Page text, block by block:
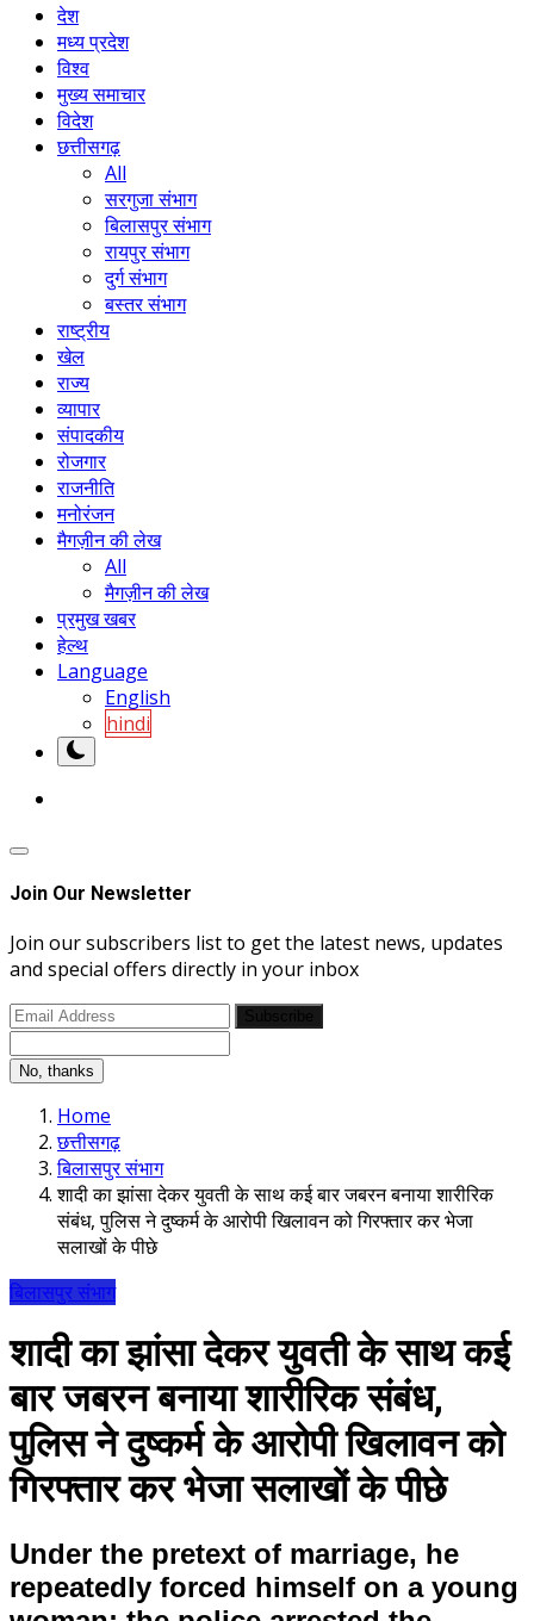
देश
मध्य प्रदेश
विश्व
मुख्य समाचार
विदेश
छत्तीसगढ़
All
सरगुजा संभाग
बिलासपुर संभाग
रायपुर संभाग
दुर्ग संभाग
बस्तर संभाग
राष्ट्रीय
खेल
राज्य
व्यापार
संपादकीय
रोजगार
राजनीति
मनोरंजन
मैगज़ीन की लेख
All
मैगज़ीन की लेख
प्रमुख खबर
हेल्थ
Language
English
hindi
Join Our Newsletter
Join our subscribers list to get the latest news, updates
and special offers directly in your inbox
No, thanks
Home
छत्तीसगढ़
बिलासपुर संभाग
शादी का झांसा देकर युवती के साथ कई बार जबरन बनाया शारीरिक
संबंध, पुलिस ने दुष्कर्म के आरोपी खिलावन को गिरफ्तार कर भेजा
सलाखों के पीछे
बिलासपुर संभाग
शादी का झांसा देकर युवती के साथ कई
बार जबरन बनाया शारीरिक संबंध,
पुलिस ने दुष्कर्म के आरोपी खिलावन को
गिरफ्तार कर भेजा सलाखों के पीछे
Under the pretext of marriage, he
repeatedly forced himself on a young